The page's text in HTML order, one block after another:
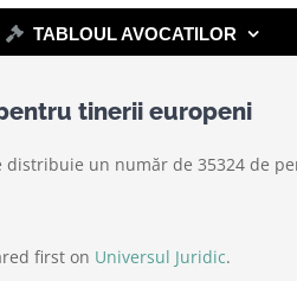
TABLOUL AVOCATILOR
tinerii europeni
un număr de 35324 de
first on Universul Juridic.